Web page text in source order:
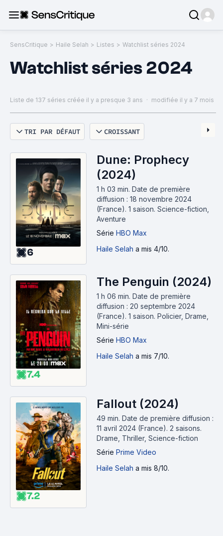
SensCritique > Haile Selah > Listes > Watchlist séries 2024
Watchlist séries 2024
Liste de 137 séries créée il y a presque 3 ans · modifiée il y a 7 mois
TRI PAR DÉFAUT CROISSANT
6
Dune: Prophecy
(2024)
1 h 03 min. Date de première
diffusion : 18 novembre 2024
(France). 1 saison. Science-fiction,
Aventure
Série HBO Max
Haile Selah a mis 4/10.
7.4
The Penguin (2024)
1 h 06 min. Date de première
diffusion : 20 septembre 2024
(France). 1 saison. Policier, Drame,
Mini-série
Série HBO Max
Haile Selah a mis 7/10.
7.2
Fallout (2024)
49 min. Date de première diffusion :
11 avril 2024 (France). 2 saisons.
Drame, Thriller, Science-fiction
Série Prime Video
Haile Selah a mis 8/10.